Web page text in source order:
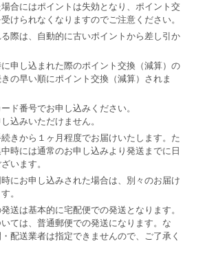
合にはポイントは失効となり、ポイント交
けられなくなりますのでご注意ください。
際は、自動的に古いポイントから差し引か
申し込まれた際のポイント交換（減算）の
の早い順にポイント交換（減算）されま
ド番号でお申し込みください。
込みいただけません。
きから１ヶ月程度でお届けいたします。た
時には通常のお申し込みより発送までに日
います。
にお申し込みされた場合は、別々のお届け
。
送は基本的に宅配便での発送となります。
ては、普通郵便での発送になります。な
配送業者は指定できませんので、ご了承く